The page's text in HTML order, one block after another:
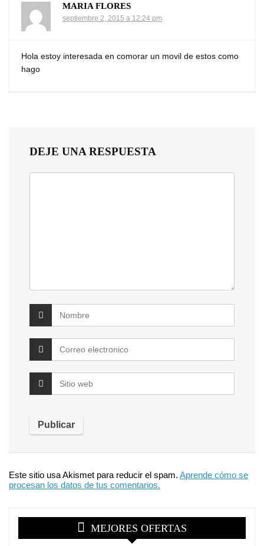
MARIA FLORES
septiembre 2, 2015 a 12:24 pm
Hola estoy interesada en comorar un movil de estos como
hago
DEJE UNA RESPUESTA
Este sitio usa Akismet para reducir el spam. Aprende cómo se
procesan los datos de tus comentarios.
MEJORES OFERTAS